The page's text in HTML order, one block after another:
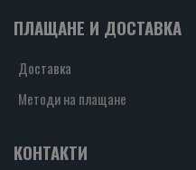
ПЛАЩАНЕ И ДОСТАВКА
Доставка
Методи на плащане
КОНТАКТИ